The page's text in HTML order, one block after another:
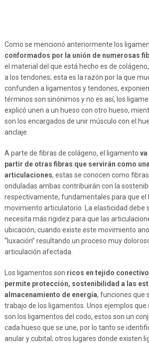
Como se mencionó anteriormente los
conformados por la unión de numerosas
el material del que está hecho es de
a los tendones; esta es la razón por la que
confunden a ligamentos y tendones,
términos son sinónimos y no es así, los
explicó unen a un hueso con otro hueso,
son los encargados de unir músculo con el
anclaje.
A parte de fibras de colágeno, el ligamento
partir de otras fibras que servirán como
articulaciones, estas se conocen como
onduladas ambas contribuirán con la
respectivamente, fundamentales para que el
movimiento articulatorio. La elasticidad debe
necesita más rigidez para que las
ubicación, cuando existe este movimiento
“luxación” resultando un proceso muy
articulación afectada.
Los ligamentos son ricos en tejido
permite protección, sostenibilidad a las
almacenamiento de energía, funciones que
trabajo de los ligamentos. Unos ejemplos
son los ligamentos del codo, estos son un
cada hueso que se une, por lo tanto se
anular y cubital; otros lugares donde existen